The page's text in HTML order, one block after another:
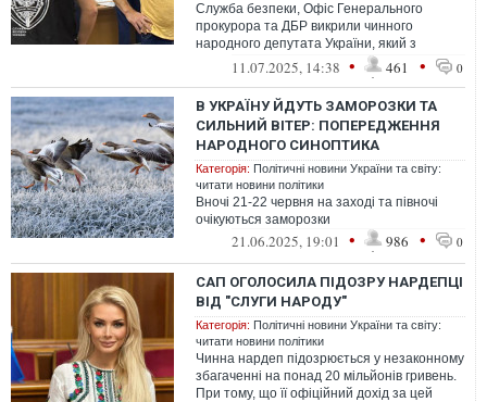
Служба безпеки, Офіс Генерального
прокурора та ДБР викрили чинного
народного депутата України, який з
листопада 2024 року перебуває під вартою
11.07.2025, 14:38 • 461 • 0
В УКРАЇНУ ЙДУТЬ ЗАМОРОЗКИ ТА
СИЛЬНИЙ ВІТЕР: ПОПЕРЕДЖЕННЯ
НАРОДНОГО СИНОПТИКА
Категорія: Політичні новини України та світу:
читати новини політики
Вночі 21-22 червня на заході та півночі
очікуються заморозки
21.06.2025, 19:01 • 986 • 0
САП ОГОЛОСИЛА ПІДОЗРУ НАРДЕПЦІ
ВІД "СЛУГИ НАРОДУ"
Категорія: Політичні новини України та світу:
читати новини політики
Чинна нардеп підозрюється у незаконному
збагаченні на понад 20 мільйонів гривень.
При тому, що її офіційний дохід за цей